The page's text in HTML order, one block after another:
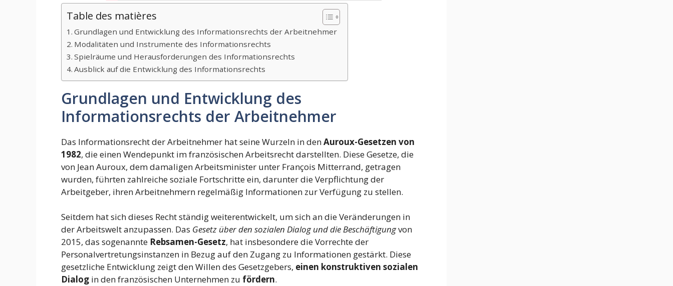
Table des matières
Grundlagen und Entwicklung des Informationsrechts der Arbeitnehmer
Modalitäten und Instrumente des Informationsrechts
Spielräume und Herausforderungen des Informationsrechts
Ausblick auf die Entwicklung des Informationsrechts
Grundlagen und Entwicklung des
Informationsrechts der Arbeitnehmer
Das Informationsrecht der Arbeitnehmer hat seine Wurzeln in denAuroux-Gesetzen von
1982, die einen Wendepunkt im französischen Arbeitsrecht darstellten. Diese Gesetze, die
von Jean Auroux, dem damaligen Arbeitsminister unter François Mitterrand, getragen
wurden, führten zahlreiche soziale Fortschritte ein, darunter die Verpflichtung der
Arbeitgeber, ihren Arbeitnehmern regelmäßig Informationen zur Verfügung zu stellen.
Seitdem hat sich dieses Recht ständig weiterentwickelt, um sich an die Veränderungen in
der Arbeitswelt anzupassen. Das Gesetz über den sozialen Dialog und die Beschäftigungvon
2015, das sogenannte Rebsamen-Gesetz, hat insbesondere die Vorrechte der
Personalvertretungsinstanzen in Bezug auf den Zugang zu Informationen gestärkt. Diese
gesetzliche Entwicklung zeigt den Willen des Gesetzgebers, einen konstruktiven sozialen
Dialog in den französischen Unternehmen zu fördern.